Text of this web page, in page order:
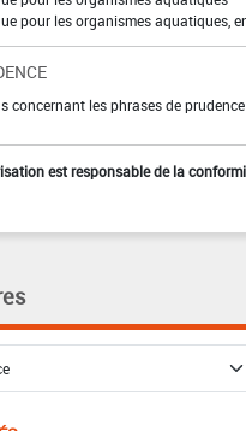
pour les organismes aquatiques,
concernant les phrases de
est responsable de la